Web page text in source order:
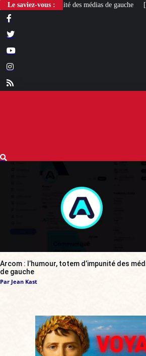
Le saviez-vous :
médias de gauche [LIVRE]
Arcom : l’humour, totem d’impunité des
de gauche
Par Jean Kast